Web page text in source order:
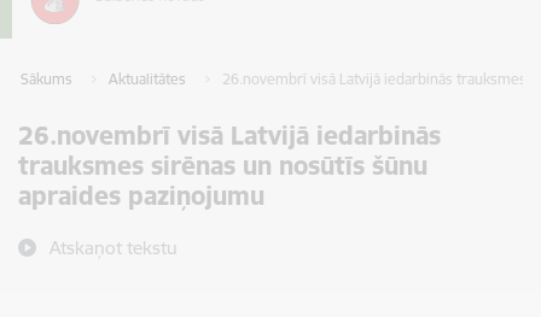
Sākums Aktualitātes 26.novembrī visā Latvijā iedarbinās trauksmes
26.novembrī visā Latvijā iedarbinās
trauksmes sirēnas un nosūtīs šūnu
apraides paziņojumu
Atskaņot tekstu